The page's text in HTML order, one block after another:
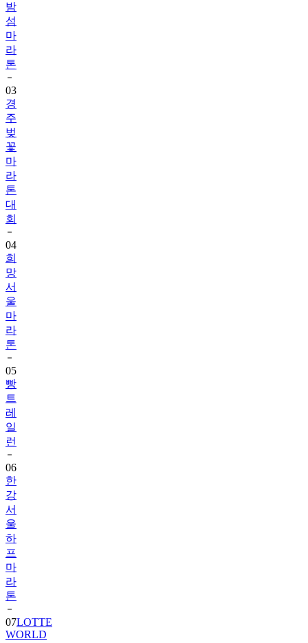
밤
섬
마
라
톤
03
경
주
벚
꽃
마
라
톤
대
회
04
희
망
서
울
마
라
톤
05
빵
트
레
일
런
06
한
강
서
울
하
프
마
라
톤
07LOTTE
WORLD